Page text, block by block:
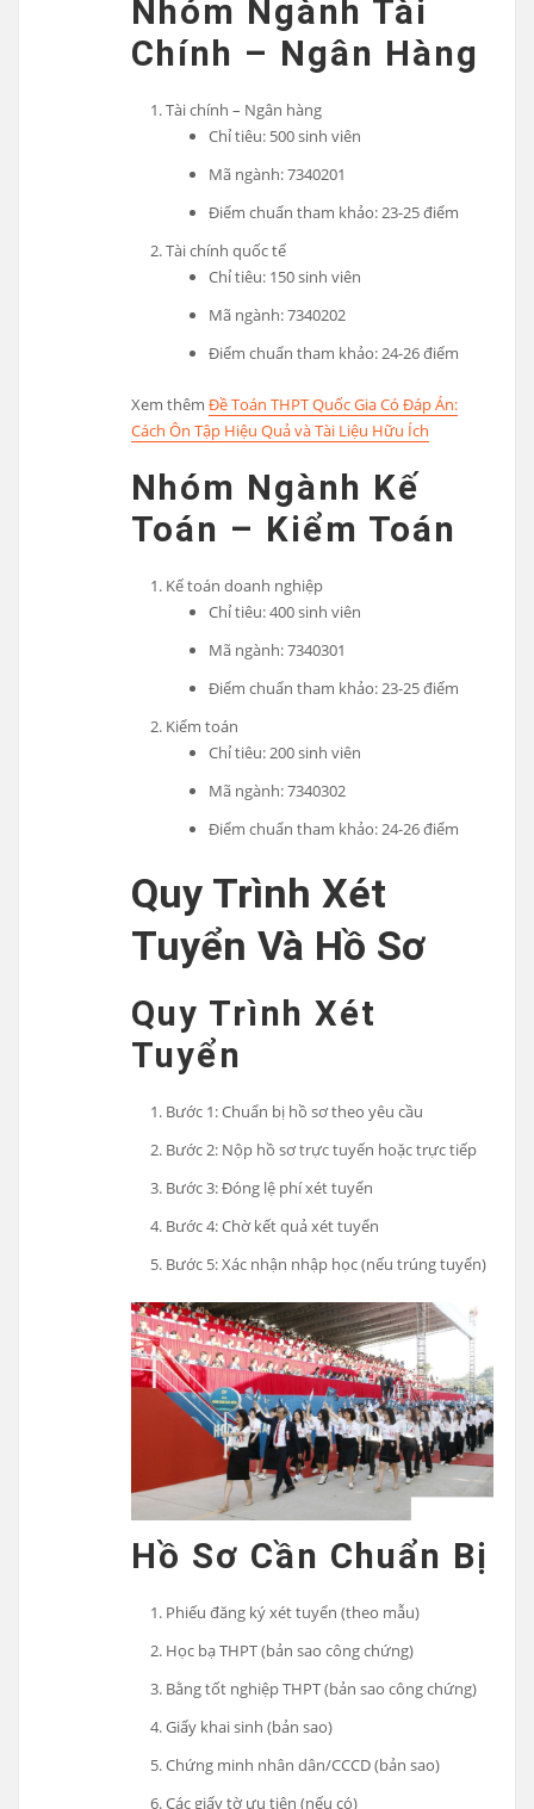
Nhóm Ngành Tài
Chính – Ngân Hàng
Tài chính – Ngân hàng
Chỉ tiêu: 500 sinh viên
Mã ngành: 7340201
Điểm chuẩn tham khảo: 23-25 điểm
Tài chính quốc tế
Chỉ tiêu: 150 sinh viên
Mã ngành: 7340202
Điểm chuẩn tham khảo: 24-26 điểm
Xem thêmĐề Toán THPT Quốc Gia Có Đáp Án:
Cách Ôn Tập Hiệu Quả và Tài Liệu Hữu Ích
Nhóm Ngành Kế
Toán – Kiểm Toán
Kế toán doanh nghiệp
Chỉ tiêu: 400 sinh viên
Mã ngành: 7340301
Điểm chuẩn tham khảo: 23-25 điểm
Kiểm toán
Chỉ tiêu: 200 sinh viên
Mã ngành: 7340302
Điểm chuẩn tham khảo: 24-26 điểm
Quy Trình Xét
Tuyển Và Hồ Sơ
Quy Trình Xét
Tuyển
Bước 1: Chuẩn bị hồ sơ theo yêu cầu
Bước 2: Nộp hồ sơ trực tuyến hoặc trực tiếp
Bước 3: Đóng lệ phí xét tuyển
Bước 4: Chờ kết quả xét tuyển
Bước 5: Xác nhận nhập học (nếu trúng tuyển)
Hồ Sơ Cần Chuẩn Bị
Phiếu đăng ký xét tuyển (theo mẫu)
Học bạ THPT (bản sao công chứng)
Bằng tốt nghiệp THPT (bản sao công chứng)
Giấy khai sinh (bản sao)
Chứng minh nhân dân/CCCD (bản sao)
Các giấy tờ ưu tiên (nếu có)